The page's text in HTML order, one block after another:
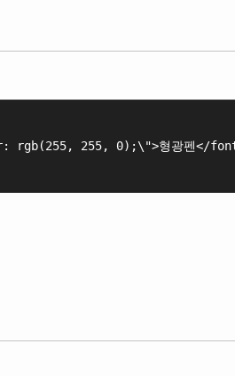
rgb(255, 255, 0);\">형광펜</